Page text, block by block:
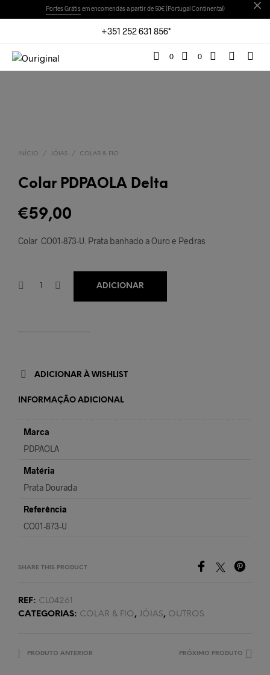
Portes Grátisem encomendas a partir de 50€ (Portugal Continental)
+351 252 631 856*
0 0
INÍCIO / JÓIAS / COLAR & FIO
Colar PDPAOLA Delta
€59,00
Colar CO01-873-U. Prata banhado a Ouro e Pedras
ADICIONAR
ADICIONAR À WISHLIST
INFORMAÇÃO ADICIONAL
Marca
PDPAOLA
Matéria
Prata Dourada
Referência
CO01-873-U
SHARE THIS PRODUCT
REF: CL04261
CATEGORIAS: COLAR & FIO, JÓIAS, OUTROS
PRODUTO ANTERIOR PRÓXIMO PRODUTO